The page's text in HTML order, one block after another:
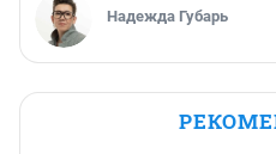
Надежда Губарь